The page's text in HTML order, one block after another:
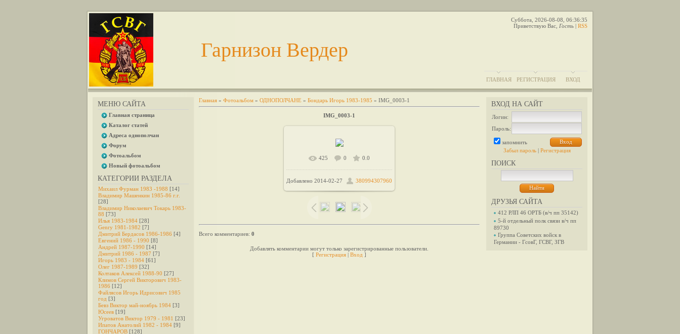
Гарнизон Вердер
Суббота, 2026-08-08, 06:36:35
Приветствую Вас Гость | RSS
ГЛАВНАЯ РЕГИСТРАЦИЯ ВХОД
МЕНЮ САЙТА
Главная страница
Каталог статей
Адреса однополчан
Форум
Фотоальбом
Новый фотоальбом
КАТЕГОРИИ РАЗДЕЛА
Михаил Фурман 1983 -1988 [14]
Владимир Машенкин 1985-86 г.г.
[28]
Владимир Николаевич Токарь 1983-
88 [73]
Илья 1983-1984 [28]
Genry 1981-1982 [7]
Дмитрий Бердасов 1986-1986 [4]
Евгений 1986 - 1990 [8]
Андрей 1987-1990 [14]
Дмитрий 1986 - 1987 [7]
Игорь 1983 - 1984 [61]
Олег 1987-1989 [32]
Колтаков Алексей 1988-90 [27]
Климов Сергей Викторович 1983-
1986 [12]
Файлясов Игорь Идрисович 1985
год [3]
Бевз Виктор май-ноябрь 1984 [3]
Юсеев [19]
Угроватов Виктор 1979 - 1981 [23]
Ипатов Анатолий 1982 - 1984 [9]
ГОНЧАРОВ [128]
ВХОД НА САЙТ
Логин:
Пароль:
запомнить
Забыл пароль| Регистрация
ПОИСК
ДРУЗЬЯ САЙТА
412 РЛП 46 ОРТБ (в/ч пп 35142)
5-й отдельный полк связи в/ч пп
89730
Группа Советских войск в
Германии - ГсовГ, ГСВГ, ЗГВ
Главная » Фотоальбом » ОДНОПОЛЧАНЕ » Бондарь Игорь 1983-1985 » IMG_0003-1
IMG_0003-1
В реальном размере 1599x975
/ 183.2Kb
425 0 0.0
Добавлено 2014-02-27 380994307960
Всего комментариев: 0
Добавлять комментарии могут только зарегистрированные пользователи.
[ Регистрация | Вход ]